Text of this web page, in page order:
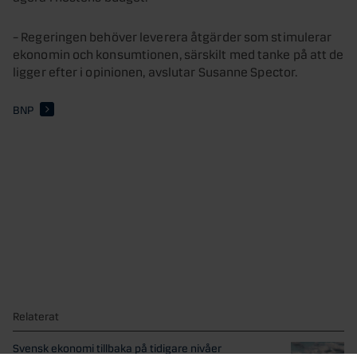
– Regeringen behöver leverera åtgärder som stimulerar
ekonomin och konsumtionen, särskilt med tanke på att de
ligger efter i opinionen, avslutar Susanne Spector.
BNP
Relaterat
Svensk ekonomi tillbaka på tidigare nivåer